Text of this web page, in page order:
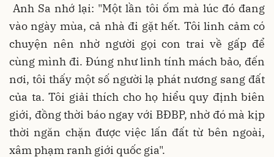
Anh Sa nhớ lại: "Một lần tôi ốm mà lúc đó đang
vào ngày mùa, cả nhà đi gặt hết. Tôi linh cảm có
chuyện nên nhờ người gọi con trai về gấp để
cùng mình đi. Đúng như linh tính mách bảo, đến
nơi, tôi thấy một số người lạ phát nương sang đất
của ta. Tôi giải thích cho họ hiểu quy định biên
giới, đồng thời báo ngay với BĐBP, nhờ đó mà kịp
thời ngăn chặn được việc lấn đất từ bên ngoài,
xâm phạm ranh giới quốc gia".